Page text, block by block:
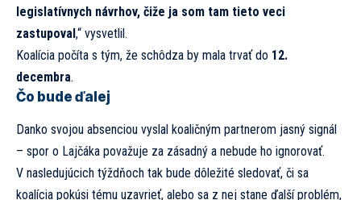
legislatívnych návrhov, čiže ja som tam tieto veci
zastupoval,“ vysvetlil.
Koalícia počíta s tým, že schôdza by mala trvať do 12.
decembra.
Čo bude ďalej
Danko svojou absenciou vyslal koaličným partnerom jasný signál
– spor o Lajčáka považuje za zásadný a nebude ho ignorovať.
V nasledujúcich týždňoch tak bude dôležité sledovať, či sa
koalícia pokúsi tému uzavrieť, alebo sa z nej stane ďalší problém,